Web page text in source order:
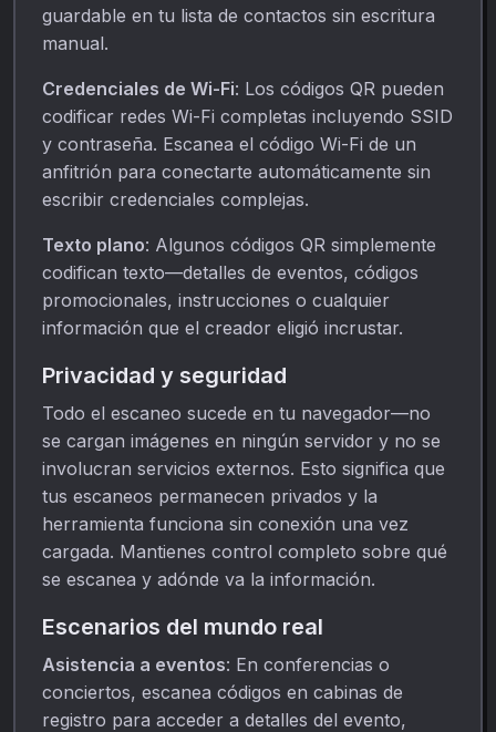
guardable en tu lista de contactos sin escritura
manual.
Credenciales de Wi-Fi: Los códigos QR pueden
codificar redes Wi-Fi completas incluyendo SSID
y contraseña. Escanea el código Wi-Fi de un
anfitrión para conectarte automáticamente sin
escribir credenciales complejas.
Texto plano: Algunos códigos QR simplemente
codifican texto—detalles de eventos, códigos
promocionales, instrucciones o cualquier
información que el creador eligió incrustar.
Privacidad y seguridad
Todo el escaneo sucede en tu navegador—no
se cargan imágenes en ningún servidor y no se
involucran servicios externos. Esto significa que
tus escaneos permanecen privados y la
herramienta funciona sin conexión una vez
cargada. Mantienes control completo sobre qué
se escanea y adónde va la información.
Escenarios del mundo real
Asistencia a eventos: En conferencias o
conciertos, escanea códigos en cabinas de
registro para acceder a detalles del evento,